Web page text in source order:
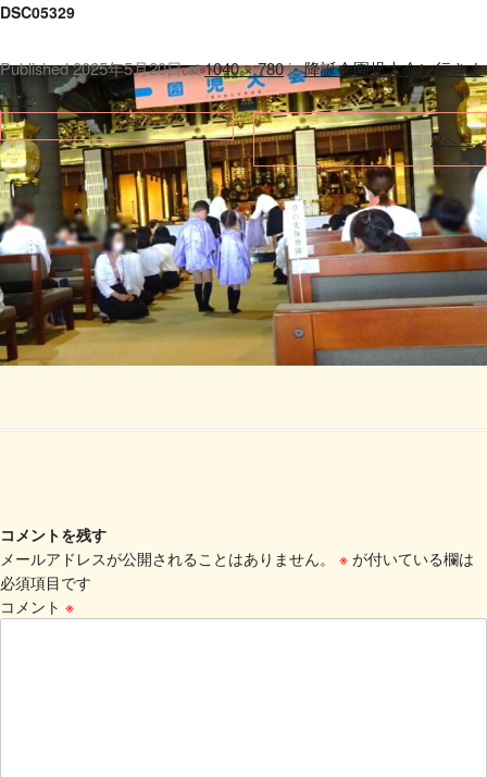
DSC05329
Published2025年5月20日at1040 × 780in降誕会園児大会に行きま
した.
次へ →
コメントを残す
メールアドレスが公開されることはありません。
※ が付いている欄は
必須項目です
コメント ※